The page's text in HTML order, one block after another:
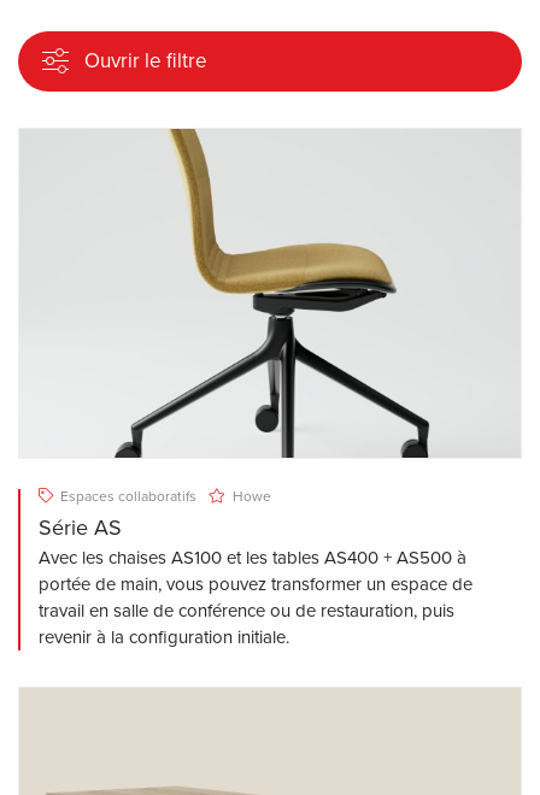
Ouvrir le filtre
Espaces collaboratifs Howe
Série AS
Avec les chaises AS100 et les tables AS400 + AS500 à
portée de main, vous pouvez transformer un espace de
travail en salle de conférence ou de restauration, puis
revenir à la configuration initiale.